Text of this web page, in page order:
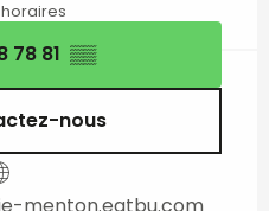
78 81 ▒▒
nous